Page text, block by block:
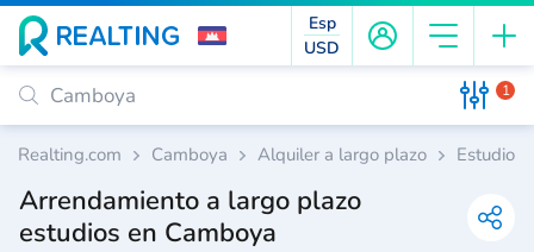
Esp
USD
1
Realting.com Camboya Alquiler a largo plazo Estudio
Arrendamiento a largo plazo
estudios en Camboya